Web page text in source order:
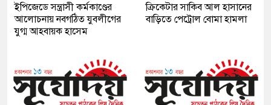
ইপিজেডে সন্ত্রাসী কর্মকাণ্ডের
আলোচনায় নবগঠিত যুবলীগের
যুগ্ম আহবায়ক হাসেম
ক্রিকেটার সাকিব আল হাসানের
বাড়িতে পেট্রোল বোমা হামলা